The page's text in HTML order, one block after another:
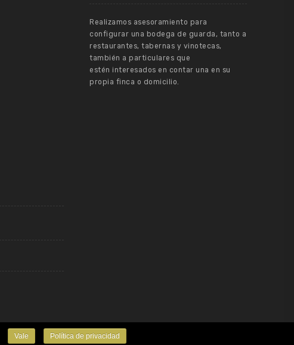
Realizamos asesoramiento para
configurar una bodega de guarda, tanto a
restaurantes, tabernas y vinotecas,
también a particulares que
estén interesados en contar una en su
propia finca o domicilio.
Vale Política de privacidad